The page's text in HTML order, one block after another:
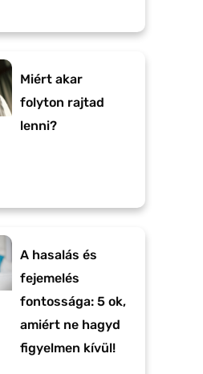
Miért akar
folyton rajtad
lenni?
A hasalás és
fejemelés
fontossága: 5 ok,
amiért ne hagyd
figyelmen kívül!